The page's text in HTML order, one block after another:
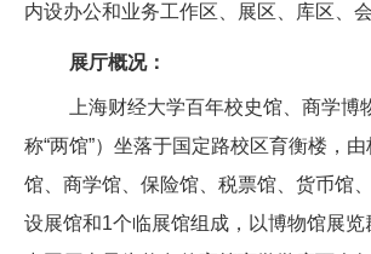
内设办公和业务工作区、展区、库区、会
展厅概况：
上海财经大学百年校史馆、商学博
称“两馆”）坐落于国定路校区育衡楼，
馆、商学馆、保险馆、税票馆、货币馆
设展馆和1个临展馆组成，以博物馆展览